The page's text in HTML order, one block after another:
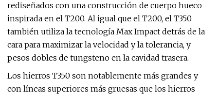
rediseñados con una construcción de cuerpo hueco
inspirada en el T200. Al igual que el T200, el T350
también utiliza la tecnología Max Impact detrás de la
cara para maximizar la velocidad y la tolerancia, y
pesos dobles de tungsteno en la cavidad trasera.
Los hierros T350 son notablemente más grandes y
con líneas superiores más gruesas que los hierros